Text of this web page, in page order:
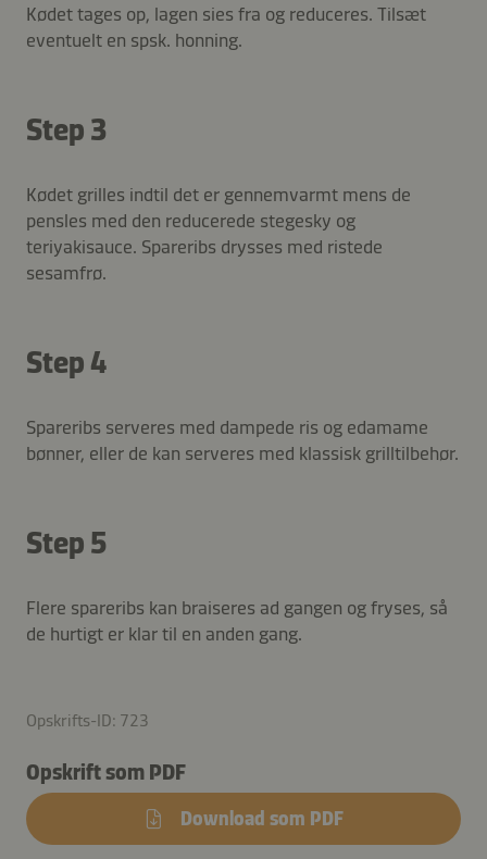
Kødet tages op, lagen sies fra og reduceres. Tilsæt
eventuelt en spsk. honning.
Step 3
Kødet grilles indtil det er gennemvarmt mens de
pensles med den reducerede stegesky og
teriyakisauce. Spareribs drysses med ristede
sesamfrø.
Step 4
Spareribs serveres med dampede ris og edamame
bønner, eller de kan serveres med klassisk grilltilbehør.
Step 5
Flere spareribs kan braiseres ad gangen og fryses, så
de hurtigt er klar til en anden gang.
Opskrifts-ID: 723
Opskrift som PDF
Download som PDF